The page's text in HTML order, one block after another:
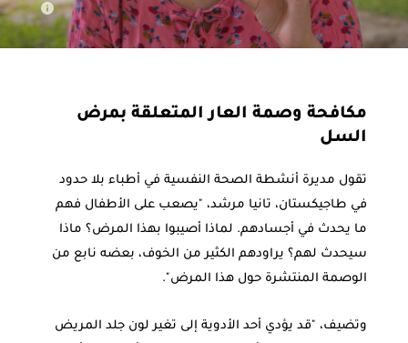
مكافحة وصمة العار المتعلقة بمرض
السل
تقول مديرة أنشطة الصحة النفسية في أطباء بلا حدود
في طاجيكستان، تانيا مرشد، "يصعب على الأطفال فهم
ما يحدث في أجسادهم. لماذا أصيبوا بهذا المرض؟ ماذا
سيحدث لهم؟ يراودهم الكثير من الخوف، بعضه نابع من
الوصمة المنتشرة حول هذا المرض".
وتضيف، "قد يؤدي أحد الأدوية إلى تغير لون جلد المريض